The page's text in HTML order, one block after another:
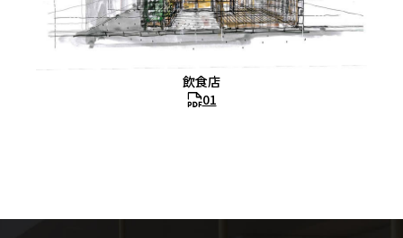
飲食店
01